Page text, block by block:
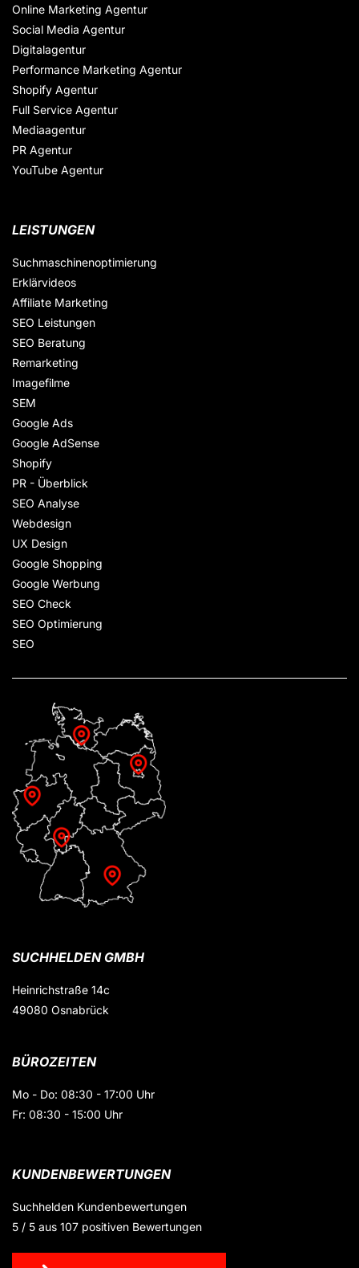
Online Marketing Agentur
Social Media Agentur
Digitalagentur
Performance Marketing Agentur
Shopify Agentur
Full Service Agentur
Mediaagentur
PR Agentur
YouTube Agentur
LEISTUNGEN
Suchmaschinenoptimierung
Erklärvideos
Affiliate Marketing
SEO Leistungen
SEO Beratung
Remarketing
Imagefilme
SEM
Google Ads
Google AdSense
Shopify
PR - Überblick
SEO Analyse
Webdesign
UX Design
Google Shopping
Google Werbung
SEO Check
SEO Optimierung
SEO
SUCHHELDEN GMBH
Heinrichstraße 14c
49080 Osnabrück
BÜROZEITEN
Mo - Do: 08:30 - 17:00 Uhr
Fr: 08:30 - 15:00 Uhr
KUNDENBEWERTUNGEN
Suchhelden Kundenbewertungen
5 / 5 aus 107 positiven Bewertungen